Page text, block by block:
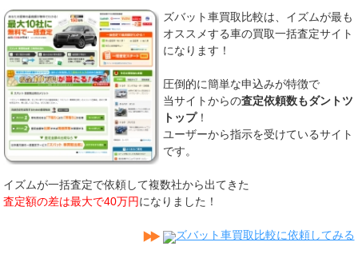
ズバット車買取比較は、イズムが最も
オススメする車の買取一括査定サイト
になります！
圧倒的に簡単な申込みが特徴で
当サイトからの査定依頼数もダントツ
トップ！
ユーザーから指示を受けているサイト
です。
イズムが一括査定で依頼して複数社から出てきた
査定額の差は最大で40万円になりました！
ズバット車買取比較に依頼してみる